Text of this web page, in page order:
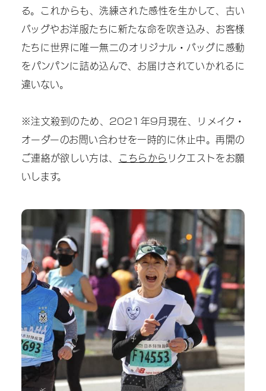
る。これからも、洗練された感性を生かして、古い
バッグやお洋服たちに新たな命を吹き込み、お客様
たちに世界に唯一無二のオリジナル・バッグに感動
をパンパンに詰め込んで、お届けされていかれるに
違いない。
※注文殺到のため、2021年9月現在、リメイク・
オーダーのお問い合わせを一時的に休止中。再開の
ご連絡が欲しい方は、 こちらから リクエストをお願
いします。